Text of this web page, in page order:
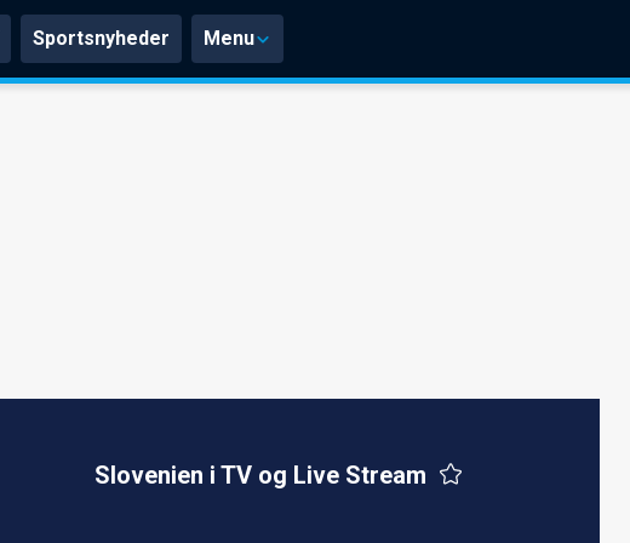
Sportsnyheder Menu
Slovenien i TV og Live Stream